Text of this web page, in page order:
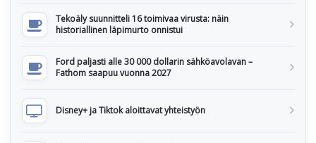
Tekoäly suunnitteli 16 toimivaa virusta: näin
historiallinen läpimurto onnistui
Ford paljasti alle 30 000 dollarin sähköavolavan –
Fathom saapuu vuonna 2027
Disney+ ja Tiktok aloittavat yhteistyön